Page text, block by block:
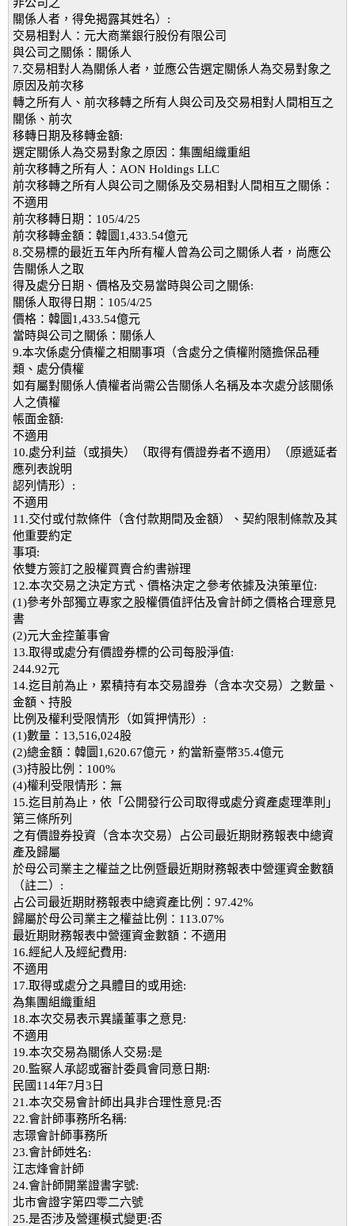
關係人者，得免揭露其姓名）:
交易相對人：元大商業銀行股份有限公司
與公司之關係：關係人
7.交易相對人為關係人者，並應公告選定關係人為交易對象之
原因及前次移
轉之所有人、前次移轉之所有人與公司及交易相對人間相互之
關係、前次
移轉日期及移轉金額:
選定關係人為交易對象之原因：集團組織重組
前次移轉之所有人：AON Holdings LLC
前次移轉之所有人與公司之關係及交易相對人間相互之關係：
不適用
前次移轉日期：105/4/25
前次移轉金額：韓圜1,433.54億元
8.交易標的最近五年內所有權人曾為公司之關係人者，尚應公
告關係人之取
得及處分日期、價格及交易當時與公司之關係:
關係人取得日期：105/4/25
價格：韓圜1,433.54億元
當時與公司之關係：關係人
9.本次係處分債權之相關事項（含處分之債權附隨擔保品種
類、處分債權
如有屬對關係人債權者尚需公告關係人名稱及本次處分該關係
人之債權
帳面金額:
不適用
10.處分利益（或損失）（取得有價證券者不適用）（原遞延者
應列表說明
認列情形）:
不適用
11.交付或付款條件（含付款期間及金額）、契約限制條款及其
他重要約定
事項:
依雙方簽訂之股權買賣合約書辦理
12.本次交易之決定方式、價格決定之參考依據及決策單位:
(1)參考外部獨立專家之股權價值評估及會計師之價格合理意見
書
(2)元大金控董事會
13.取得或處分有價證券標的公司每股淨值:
244.92元
14.迄目前為止，累積持有本交易證券（含本次交易）之數量、
金額、持股
比例及權利受限情形（如質押情形）:
(1)數量：13,516,024股
(2)總金額：韓圜1,620.67億元，約當新臺幣35.4億元
(3)持股比例：100%
(4)權利受限情形：無
15.迄目前為止，依「公開發行公司取得或處分資產處理準則」
第三條所列
之有價證券投資（含本次交易）占公司最近期財務報表中總資
產及歸屬
於母公司業主之權益之比例暨最近期財務報表中營運資金數額
（註二）:
占公司最近期財務報表中總資產比例：97.42%
歸屬於母公司業主之權益比例：113.07%
最近期財務報表中營運資金數額：不適用
16.經紀人及經紀費用:
不適用
17.取得或處分之具體目的或用途:
為集團組織重組
18.本次交易表示異議董事之意見:
不適用
19.本次交易為關係人交易:是
20.監察人承認或審計委員會同意日期:
民國114年7月3日
21.本次交易會計師出具非合理性意見:否
22.會計師事務所名稱:
志璟會計師事務所
23.會計師姓名:
江志烽會計師
24.會計師開業證書字號:
北市會證字第四零二六號
25.是否涉及營運模式變更:否